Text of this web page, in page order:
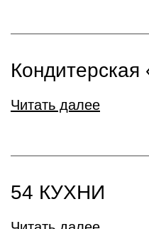
Читать далее
54 КУХНИ